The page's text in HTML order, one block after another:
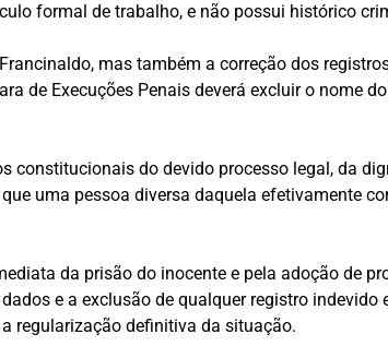
formal de trabalho, e não possui histórico
mas também a correção dos
de Execuções Penais deverá excluir o nome
constitucionais do devido processo legal, da
uma pessoa diversa daquela efetivamente
da prisão do inocente e pela adoção de
e a exclusão de qualquer registro indevido
regularização definitiva da situação.